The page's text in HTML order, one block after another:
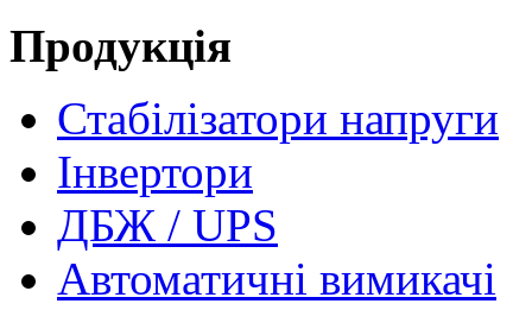
Продукція
Стабілізатори напруги
Інвертори
ДБЖ / UPS
Автоматичні вимикачі